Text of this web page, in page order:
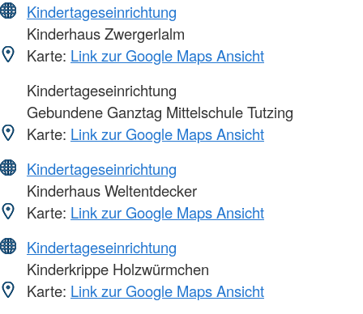
Kindertageseinrichtung
Kinderhaus Zwergerlalm
Karte: Link zur Google Maps Ansicht
Kindertageseinrichtung
Gebundene Ganztag Mittelschule Tutzing
Karte: Link zur Google Maps Ansicht
Kindertageseinrichtung
Kinderhaus Weltentdecker
Karte: Link zur Google Maps Ansicht
Kindertageseinrichtung
Kinderkrippe Holzwürmchen
Karte: Link zur Google Maps Ansicht